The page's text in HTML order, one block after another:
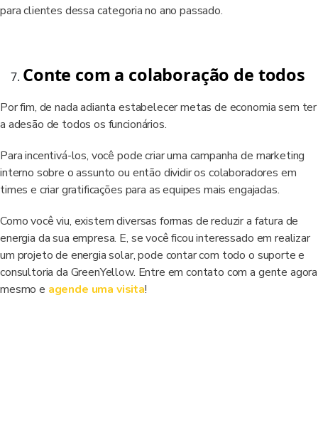
para clientes dessa categoria no ano passado.
Conte com a colaboração de todos
Por fim, de nada adianta estabelecer metas de economia sem ter
a adesão de todos os funcionários.
Para incentivá-los, você pode criar uma campanha de marketing
interno sobre o assunto ou então dividir os colaboradores em
times e criar gratificações para as equipes mais engajadas.
Como você viu, existem diversas formas de reduzir a fatura de
energia da sua empresa. E, se você ficou interessado em realizar
um projeto de energia solar, pode contar com todo o suporte e
consultoria da GreenYellow. Entre em contato com a gente agora
mesmo e agende uma visita!